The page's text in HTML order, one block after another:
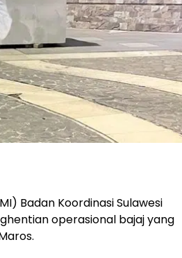
Badan Koordinasi Sulawesi
operasional bajaj yang